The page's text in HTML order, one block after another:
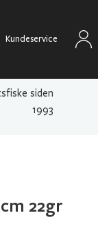
Kundeservice
siden
1993
22gr